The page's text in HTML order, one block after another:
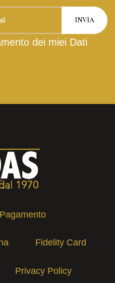
dei miei Dati
Fidelity Card
Privacy Policy